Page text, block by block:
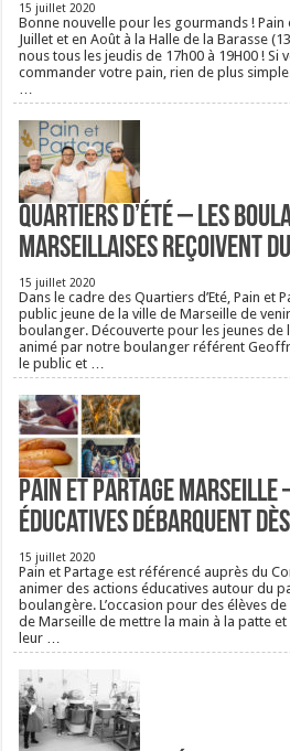
15 juillet 2020
Bonne nouvelle pour les gourmands ! Pain
Juillet et en Août à la Halle de la Barasse
nous tous les jeudis de 17h00 à 19H00 ! Si
commander votre pain, rien de plus
…
Quartiers d’été – Les
Marseillaises reçoivent
15 juillet 2020
Dans le cadre des Quartiers d’Eté, Pain et
public jeune de la ville de Marseille de
boulanger. Découverte pour les jeunes
animé par notre boulanger référent
le public et …
Pain et Partage Marseille
éducatives débarquent
15 juillet 2020
Pain et Partage est référencé auprès du
animer des actions éducatives autour du
boulangère. L’occasion pour des élèves
de Marseille de mettre la main à la patte
leur …